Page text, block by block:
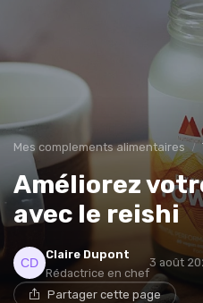
Mes complements alimentaires
Améliorez
avec le reishi
Claire Dupont
Rédactrice en chef
3 août
Partager cette page